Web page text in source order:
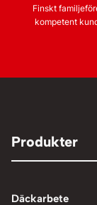
Finskt
kompetent
Produkter
Däckarbete